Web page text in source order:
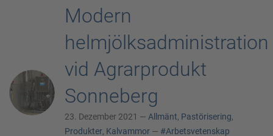
Modern
helmjölksadministration
vid Agrarprodukt
Sonneberg
23. Dezember 2021 — Allmänt, Pastörisering,
Produkter, Kalvammor — #Arbetsvetenskap